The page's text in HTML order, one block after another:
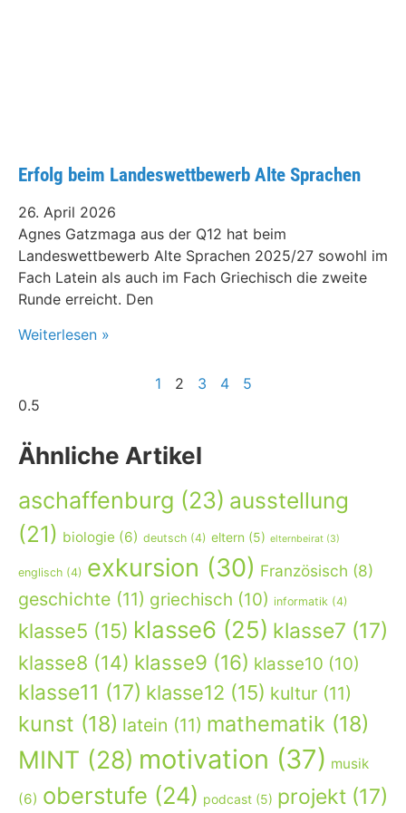
Erfolg beim Landeswettbewerb Alte Sprachen
26. April 2026
Agnes Gatzmaga aus der Q12 hat beim
Landeswettbewerb Alte Sprachen 2025/27 sowohl im
Fach Latein als auch im Fach Griechisch die zweite
Runde erreicht. Den
Weiterlesen »
1 2 3 4 5
Ähnliche Artikel
aschaffenburg (23) ausstellung
(21) biologie (6) deutsch (4) eltern (5) elternbeirat (3)
englisch (4) exkursion (30) Französisch (8)
geschichte (11) griechisch (10) informatik (4)
klasse5 (15) klasse6 (25) klasse7 (17)
klasse8 (14) klasse9 (16) klasse10 (10)
klasse11 (17) klasse12 (15) kultur (11)
kunst (18) latein (11) mathematik (18)
MINT (28) motivation (37) musik
(6) oberstufe (24) podcast (5) projekt (17)